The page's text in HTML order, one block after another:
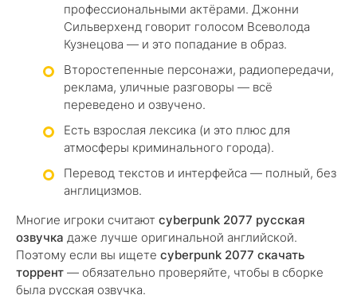
профессиональными актёрами. Джонни
Сильверхенд говорит голосом Всеволода
Кузнецова — и это попадание в образ.
Второстепенные персонажи, радиопередачи,
реклама, уличные разговоры — всё
переведено и озвучено.
Есть взрослая лексика (и это плюс для
атмосферы криминального города).
Перевод текстов и интерфейса — полный, без
англицизмов.
Многие игроки считают cyberpunk 2077 русская
озвучка даже лучше оригинальной английской.
Поэтому если вы ищете cyberpunk 2077 скачать
торрент — обязательно проверяйте, чтобы в сборке
была русская озвучка.